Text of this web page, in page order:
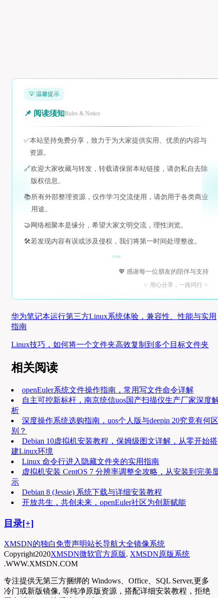
💡 温馨提示
📌 阅读须知Rules & Notice
✅本站坚持免费分享，致力于为大家提供实用、优质的内容与
资源。
🔗欢迎大家收藏与转发，转载请保留本站链接，请勿私自去除
版权信息。
📚所有外部整理资源，仅作学习交流使用，请勿用于各类商业
用途。
🤝 网络相聚本是缘分，希望大家文明交流，理性浏览。
🛠️若发现内容有误或涉及侵权，我们将第一时间处理整改。
💖 感谢每一位朋友的陪伴与支持
✨ 用心分享，一路同行 ✨
华为笔记本运行第三方Linux系统体验，兼容性、性能与实用
指南
Linux技巧，如何将一个文件夹高效复制到多个目标文件夹
相关阅读
openEuler系统文件操作指南，常用写文件命令详解
自主可控新标杆，南京统信uos国产扫描仪生产厂家深度
析
深度操作系统选购指南，uos个人版与deepin 20究竟有何区
别？
Debian 10虚拟机安装教程，保姆级图文详解，从零开始搭
建Linux环境
Linux 命令行进入隐藏文件夹的实用指南
虚拟机安装 CentOS 7 分辨率调整全攻略，从安装到完美
示
Debian 8 (Jessie) 系统下载与详细安装教程
开放共生，共创未来，openEuler社区为创新赋能
目录[+]
XMSDN的独白免责声明站长导航大全镜像系统
Copyright2020XMSDN微软官方原版. XMSDN原版系统
.WWW.XMSDN.COM
专注提供无第三方捆绑的 Windows、Office、SQL Server,更多
冷门或新版镜像, 等纯净原版资源，搭配详细安装教程，拒绝